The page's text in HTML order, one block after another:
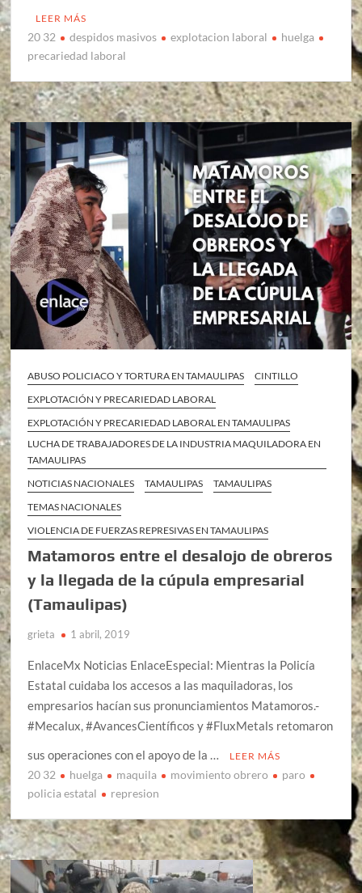
LEER MÁS
20 32 despidos masivos explotacion laboral
huelga
precariedad laboral
ABUSO POLICIACO Y TORTURA EN TAMAULIPAS
CINTILLO
EXPLOTACIÓN Y PRECARIEDAD LABORAL
EXPLOTACIÓN Y PRECARIEDAD LABORAL EN TAMAULIPAS
LUCHA DE TRABAJADORES DE LA INDUSTRIA MAQUILADORA EN
TAMAULIPAS
NOTICIAS NACIONALES
TAMAULIPAS
TAMAULIPAS
TEMAS NACIONALES
VIOLENCIA DE FUERZAS REPRESIVAS EN TAMAULIPAS
Matamoros entre el desalojo de obreros
y la llegada de la cúpula empresarial
(Tamaulipas)
grieta 1 abril, 2019
EnlaceMx Noticias EnlaceEspecial: Mientras la Policía
Estatal cuidaba los accesos a las maquiladoras, los
empresarios hacían sus pronunciamientos Matamoros.-
#Mecalux, #AvancesCientíficos y #FluxMetals retomaron
sus operaciones con el apoyo de la …
LEER MÁS
20 32 huelga maquila movimiento obrero
paro
policia estatal
represion